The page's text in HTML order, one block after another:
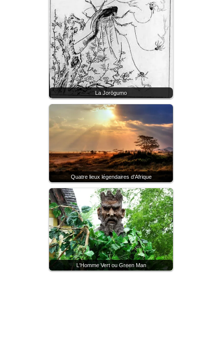
La Jorōgumo
Quatre lieux légendaires d'Afrique
L'Homme Vert ou Green Man